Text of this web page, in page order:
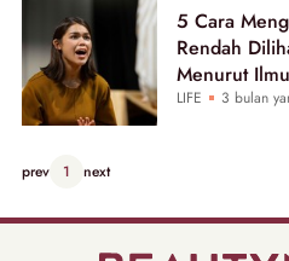
5 Cara
Rendah
Menurut
LIFE 3 bulan
prev 1 next